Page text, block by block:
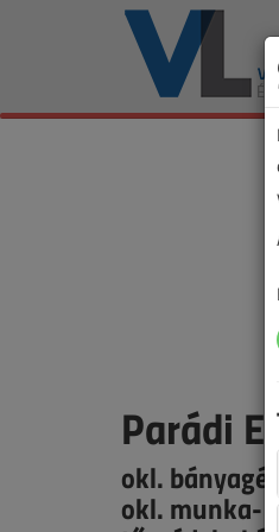
Parádi
okl.
okl. munka-